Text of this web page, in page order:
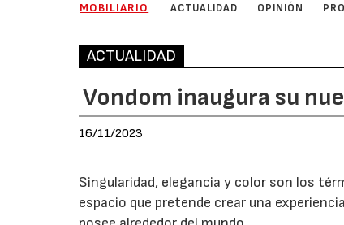
MOBILIARIO ACTUALIDAD OPINIÓN
ACTUALIDAD
Vondom inaugura su
16/11/2023
Singularidad, elegancia y color son los
espacio que pretende crear una